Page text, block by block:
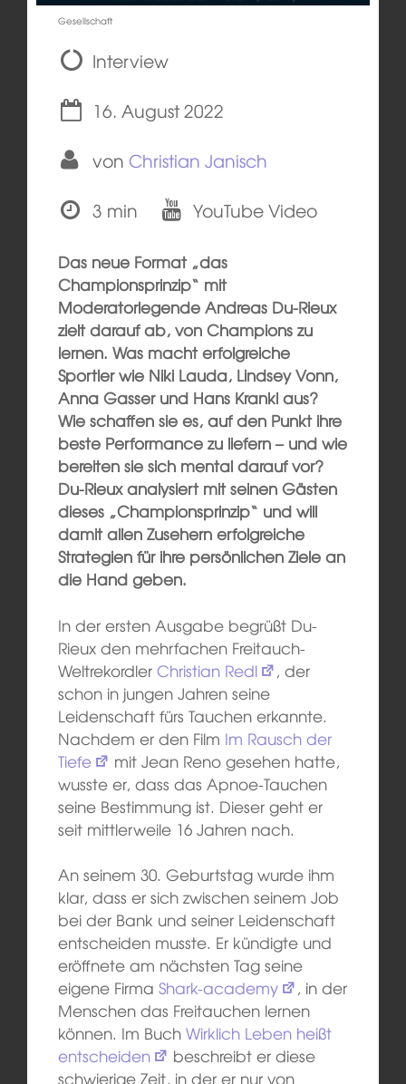
Gesellschaft
Interview
16. August 2022
von Christian Janisch
3 min
YouTube Video
Das neue Format „das
Championsprinzip“ mit
Moderatorlegende Andreas Du-Rieux
zielt darauf ab, von Champions zu
lernen. Was macht erfolgreiche
Sportler wie Niki Lauda, Lindsey Vonn,
Anna Gasser und Hans Krankl aus?
Wie schaffen sie es, auf den Punkt ihre
beste Performance zu liefern – und wie
bereiten sie sich mental darauf vor?
Du-Rieux analysiert mit seinen Gästen
dieses „Championsprinzip“ und will
damit allen Zusehern erfolgreiche
Strategien für ihre persönlichen Ziele an
die Hand geben.
In der ersten Ausgabe begrüßt Du-
Rieux den mehrfachen Freitauch-
Weltrekordler Christian Redl
, der
schon in jungen Jahren seine
Leidenschaft fürs Tauchen erkannte.
Nachdem er den Film Im Rausch der
Tiefe
mit Jean Reno gesehen hatte,
wusste er, dass das Apnoe-Tauchen
seine Bestimmung ist. Dieser geht er
seit mittlerweile 16 Jahren nach.
An seinem 30. Geburtstag wurde ihm
klar, dass er sich zwischen seinem Job
bei der Bank und seiner Leidenschaft
entscheiden musste. Er kündigte und
eröffnete am nächsten Tag seine
eigene Firma Shark-academy
, in der
Menschen das Freitauchen lernen
können. Im Buch Wirklich Leben heißt
entscheiden
beschreibt er diese
schwierige Zeit, in der er nur von